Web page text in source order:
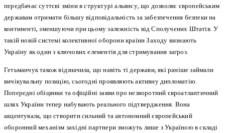
передбачає суттєві зміни в структурі альянсу, що дозволяє європейським
державам отримати більшу відповідальність за забезпечення безпеки на
континенті, зменшуючи при цьому залежність від Сполучених Штатів. У
такій новій системі колективної оборони країни Заходу визнають
Україну як один з ключових елементів для стримування загроз.
Гетьманчук також відзначила, що навіть ті держави, які раніше займали
вичікувальну позицію, сьогодні проявляють активну дипломатію.
Попередні обіцянки та офіційні заяви про незворотний євроатлантичний
шлях України тепер набувають реального підтвердження. Вона
акцентувала, що створити сильний та автономний європейський
оборонний механізм західні партнери зможуть лише з Україною в складі